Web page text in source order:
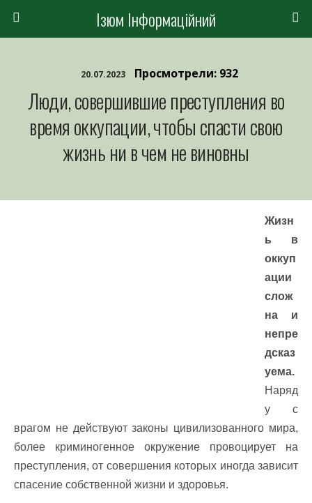
Ізюм Інформаційний
20.07.2023 Просмотрели: 932
Люди, совершившие преступления во
время оккупации, чтобы спасти свою
жизнь ни в чем не виновны
Жизн
ь в
оккуп
ации
слож
на и
непре
дсказ
уема.
Наряд
у с
врагом не действуют законы цивилизованного мира,
более криминогенное окружение провоцирует на
преступления, от совершения которых иногда зависит
спасение собственной жизни и здоровья.